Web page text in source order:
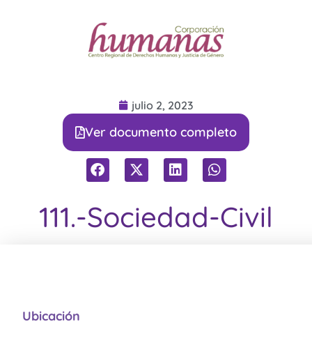
111.-Sociedad-Civil
julio 2, 2023
Ver documento completo
Ubicación